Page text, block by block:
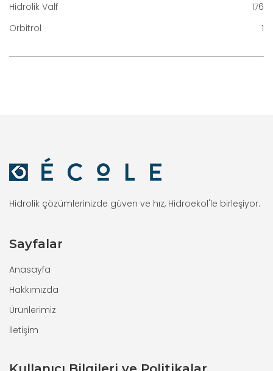
Hidrolik Valf
176
Orbitrol
1
Hidrolik çözümlerinizde güven ve hız, Hidroekol'le birleşiyor.
Sayfalar
Anasayfa
Hakkımızda
Ürünlerimiz
İletişim